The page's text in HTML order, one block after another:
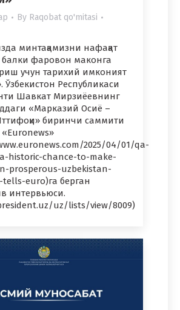
By Raqobat qo'mitasi
минтақамизни нафақат
балки фаровон маконга
учун тарихий имконият
Ўзбекистон Республикаси
Шавкат Мирзиёевнинг
«Марказий Осиё –
биринчи саммити
2025/04/01/qa-
historic-chance-to-make-
prosperous-uzbekistan-
tells-euro)га берган
интервьюси.
uz/lists/view/8009)